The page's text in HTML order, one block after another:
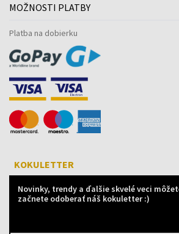
MOŽNOSTI PLATBY
Platba na dobierku
KOKULETTER
Novinky, trendy a ďalšie skvelé veci
začnete odoberať náš kokuletter :)